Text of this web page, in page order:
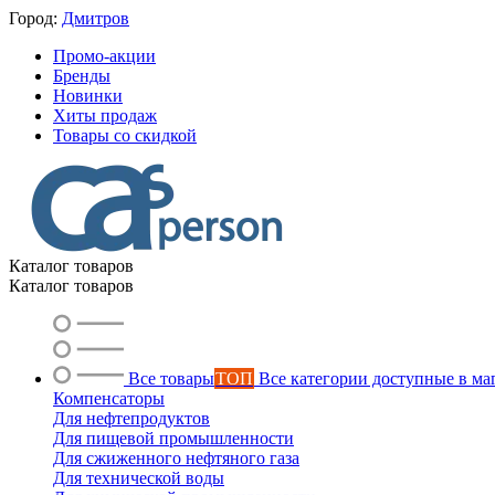
Город: Дмитров
Промо-акции
Бренды
Новинки
Хиты продаж
Товары со скидкой
Каталог товаров
Каталог товаров
Все товарыТОП Все категории доступные в
Компенсаторы
Для нефтепродуктов
Для пищевой промышленности
Для сжиженного нефтяного газа
Для технической воды